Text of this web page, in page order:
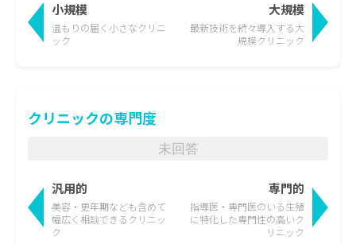
小規模
温もりの届く 小さなクリニ
ック
最新技術を続々導入する大
規模クリニック
大規模
クリニックの専門度
未回答
汎用的
美容・更年期なども含めて
幅広く相談できるクリニッ
ク
指導医・専門医のいる生殖
に特化した専門性の高いク
リニック
専門的